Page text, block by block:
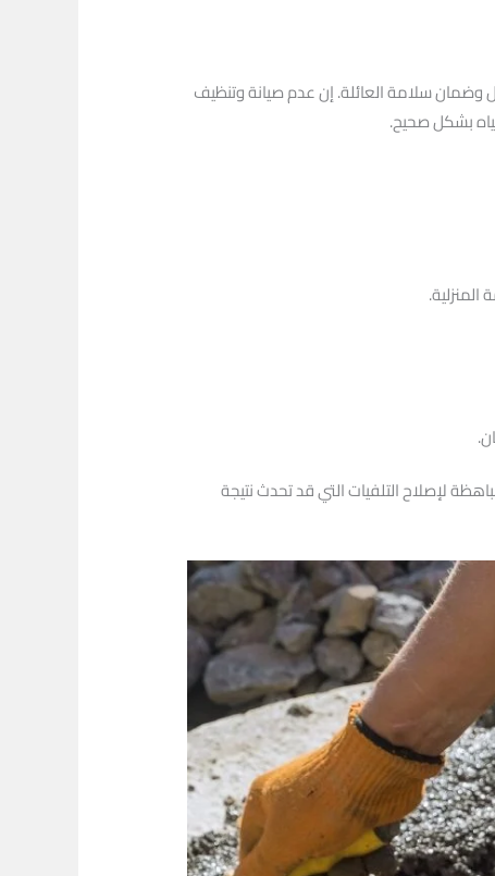
وضمان سلامة العائلة. إن عدم صيانة وتنظيف
بشكل صحيح.
لإصلاح التلفيات التي قد تحدث نتيجة